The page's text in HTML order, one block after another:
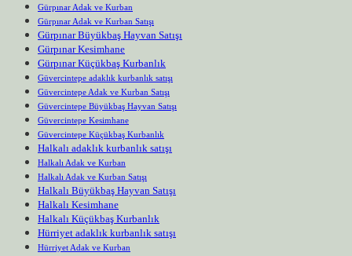
Gürpınar Adak ve Kurban
Gürpınar Adak ve Kurban Satışı
Gürpınar Büyükbaş Hayvan Satışı
Gürpınar Kesimhane
Gürpınar Küçükbaş Kurbanlık
Güvercintepe adaklık kurbanlık satışı
Güvercintepe Adak ve Kurban Satışı
Güvercintepe Büyükbaş Hayvan Satışı
Güvercintepe Kesimhane
Güvercintepe Küçükbaş Kurbanlık
Halkalı adaklık kurbanlık satışı
Halkalı Adak ve Kurban
Halkalı Adak ve Kurban Satışı
Halkalı Büyükbaş Hayvan Satışı
Halkalı Kesimhane
Halkalı Küçükbaş Kurbanlık
Hürriyet adaklık kurbanlık satışı
Hürriyet Adak ve Kurban